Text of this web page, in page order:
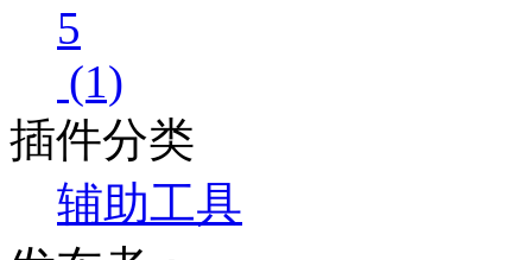
5
(1)
插件分类
辅助工具